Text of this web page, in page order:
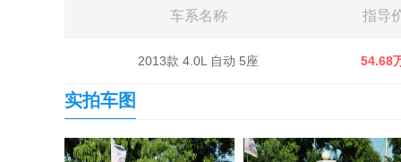
车系名称 指导
2013款 4.0L 自动 5座 54.68
实拍车图